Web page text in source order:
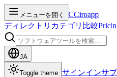
メニューを開く CCiroapp
ディレクトリ カテゴリ 比較
JA
Toggle theme サインインサ